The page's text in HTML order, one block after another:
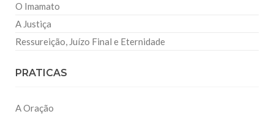
O Imamato
A Justiça
Ressureição, Juízo Final e Eternidade
PRATICAS
A Oração